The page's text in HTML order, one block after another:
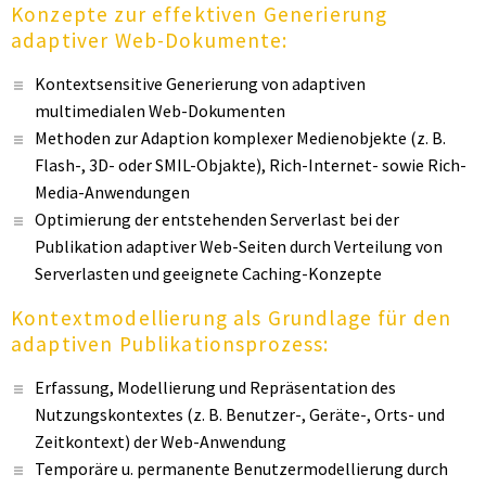
Konzepte zur effektiven Generierung
adaptiver Web-Dokumente:
Kontextsensitive Generierung von adaptiven
multimedialen Web-Dokumenten
Methoden zur Adaption komplexer Medienobjekte (z. B.
Flash-, 3D- oder SMIL-Objakte), Rich-Internet- sowie Rich-
Media-Anwendungen
Optimierung der entstehenden Serverlast bei der
Publikation adaptiver Web-Seiten durch Verteilung von
Serverlasten und geeignete Caching-Konzepte
Kontextmodellierung als Grundlage für den
adaptiven Publikationsprozess:
Erfassung, Modellierung und Repräsentation des
Nutzungskontextes (z. B. Benutzer-, Geräte-, Orts- und
Zeitkontext) der Web-Anwendung
Temporäre u. permanente Benutzermodellierung durch